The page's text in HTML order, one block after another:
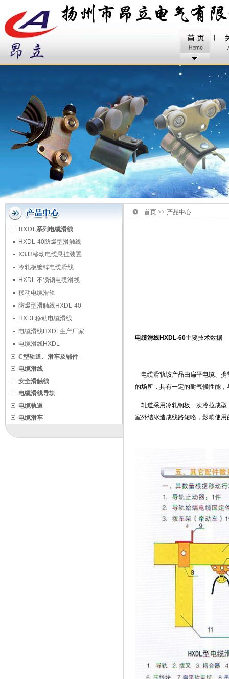
HXDL系列电缆滑线
HXDL-40防爆型滑触线
X3J3移动电缆悬挂装置
冷轧板镀锌电缆滑线
HXDL 不锈钢电缆滑线
移动电缆滑轨
防爆型滑触线HXDL-40
HXDL移动电缆滑线
电缆滑线HXDL生产厂家
电缆滑线HXDL
C型轨道、滑车及辅件
电缆滑线
安全滑触线
电缆滑线导轨
电缆轨道
电缆滑车
首页 >> 产品中心
电缆滑线HXDL-60主要技术数据
电缆滑轨该产品由扁平电缆、携
的场所，具有一定的耐气候性能
轧道采用冷轧钢板一次冷拉成型
室外结冰造成线路短咯，影响使